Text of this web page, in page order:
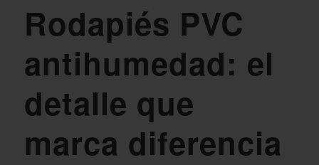
Rodapiés PVC
antihumedad: el
detalle que
marca diferencia